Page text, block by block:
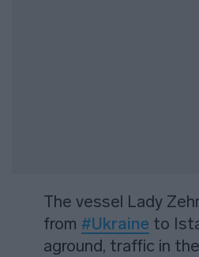
The vessel Lady
from #Ukraine to
aground, traffic in